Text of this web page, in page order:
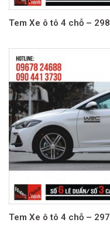
Tem Xe ô tô 4 chỗ – 298
Tem Xe ô tô 4 chỗ – 297